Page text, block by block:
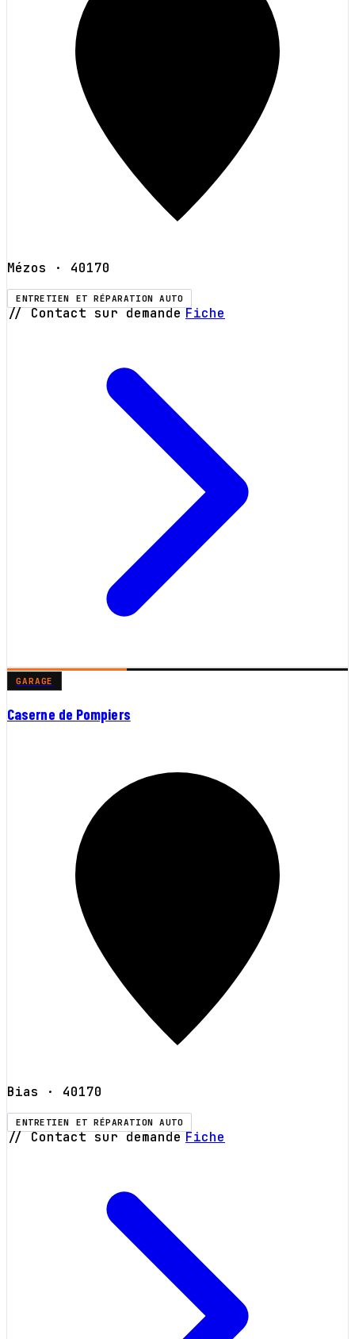
Mézos · 40170
ENTRETIEN ET RÉPARATION AUTO
// Contact sur demande Fiche
GARAGE
Caserne de Pompiers
Bias · 40170
ENTRETIEN ET RÉPARATION AUTO
// Contact sur demande Fiche